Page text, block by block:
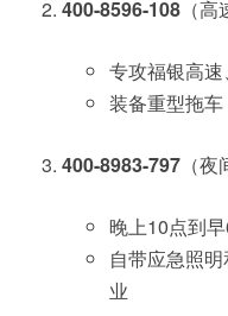
400-8596-108 （高
专攻福银高
装备重型拖
400-8983-797 （夜
晚上10点到
自带应急照
业